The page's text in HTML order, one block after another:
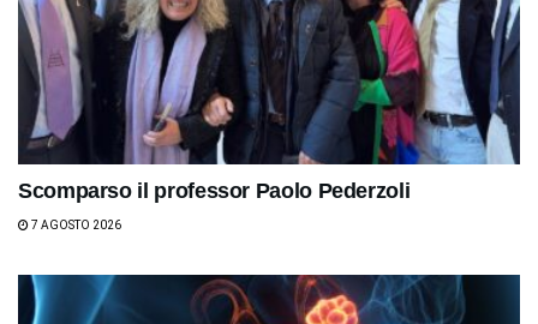
Scomparso il professor Paolo Pederzoli
7 AGOSTO 2026